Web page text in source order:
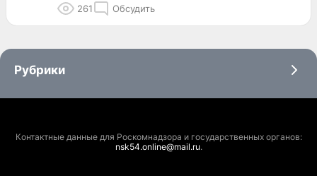
261 Обсудить
Рубрики
Контактные данные для Роскомнадзора и государственных органов:
nsk54.online@mail.ru.